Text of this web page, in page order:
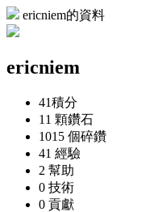
ericniem的資料
ericniem
41積分
11 顆鑽石
1015 個碎鑽
41 經驗
2 幫助
0 技術
0 貢獻